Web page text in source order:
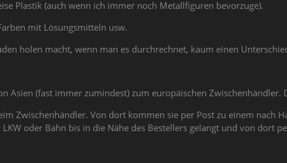
Plastik (auch wenn ich immer noch Metallfiguren bevorzuge).
mit Lösungsmitteln usw.
holen macht, wenn man es durchrechnet, kaum einen
Asien (fast immer zumindest) zum europäischen Zwischenhändler.
Zwischenhändler. Von dort kommen sie per Post zu einem nach
oder Bahn bis in die Nähe des Bestellers gelangt und von dort